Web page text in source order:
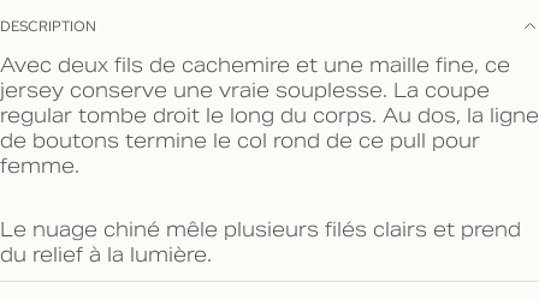
DESCRIPTION
Avec deux fils de cachemire et une maille fine, ce
jersey conserve une vraie souplesse. La coupe
regular tombe droit le long du corps. Au dos, la ligne
de boutons termine le col rond de ce pull pour
femme.
Le nuage chiné mêle plusieurs filés clairs et prend
du relief à la lumière.